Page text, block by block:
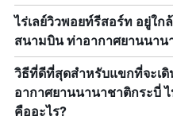
ไร่เลย์วิวพอยท์รีสอร์ท อยู่ใ
สนามบิน ท่าอากาศยานนาน
วิธีที่ดีที่สุดสำหรับแขกที่จะเ
อากาศยานนานาชาติกระบี่
คืออะไร?